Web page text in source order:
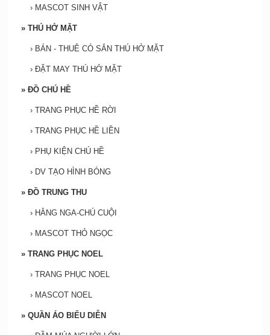
› MASCOT SINH VẬT
» THÚ HỞ MẶT
› BÁN - THUÊ CÓ SẮN THÚ HỞ MẶT
› ĐẶT MAY THÚ HỞ MẶT
» ĐỒ CHÚ HỀ
› TRANG PHỤC HỀ RỜI
› TRANG PHỤC HỀ LIỀN
› PHỤ KIỆN CHÚ HỀ
› DV TẠO HÌNH BÓNG
» ĐỒ TRUNG THU
› HẰNG NGA-CHÚ CUỘI
› MASCOT THỎ NGỌC
» TRANG PHỤC NOEL
› TRANG PHỤC NOEL
› MASCOT NOEL
» QUẦN ÁO BIỂU DIỄN